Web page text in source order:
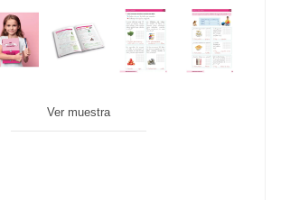
Ver muestra